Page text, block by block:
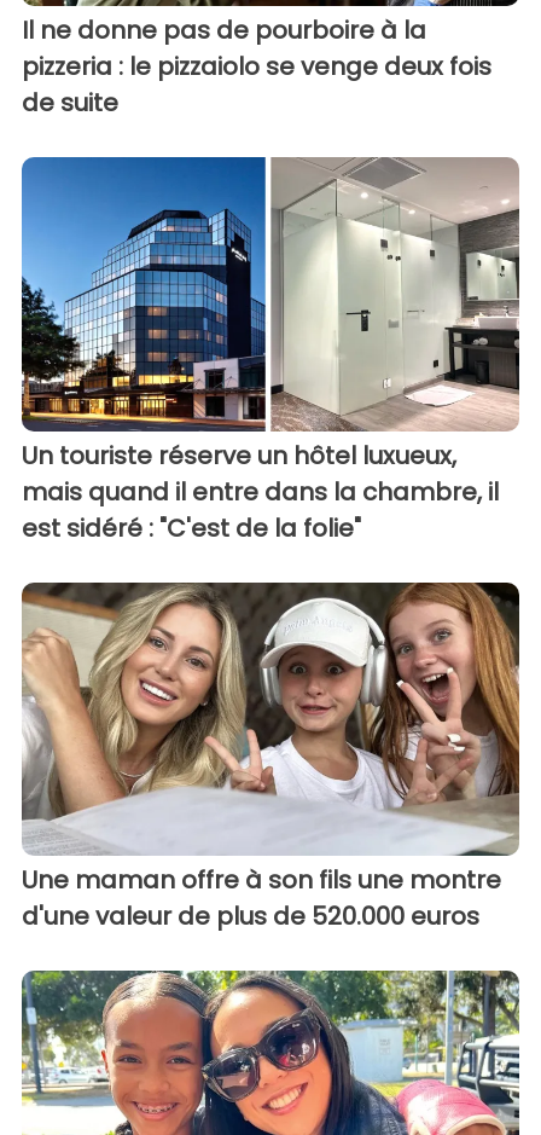
Il ne donne pas de pourboire à la
pizzeria : le pizzaiolo se venge deux fois
de suite
Un touriste réserve un hôtel luxueux,
mais quand il entre dans la chambre, il
est sidéré : "C'est de la folie"
Une maman offre à son fils une montre
d'une valeur de plus de 520.000 euros